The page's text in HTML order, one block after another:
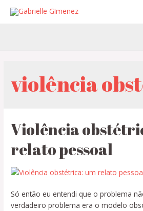
violência
Violência
relato pessoal
Só então eu entendi que o problema
verdadeiro problema era o modelo